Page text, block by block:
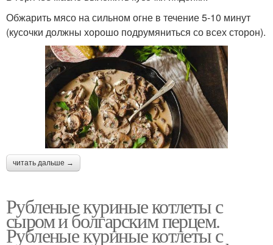
Обжарить мясо на сильном огне в течение 5-10 минут
(кусочки должны хорошо подрумяниться со всех сторон).
читать дальше →
Рубленые куриные котлеты с
сыром и болгарским перцем.
Рубленые куриные котлеты с